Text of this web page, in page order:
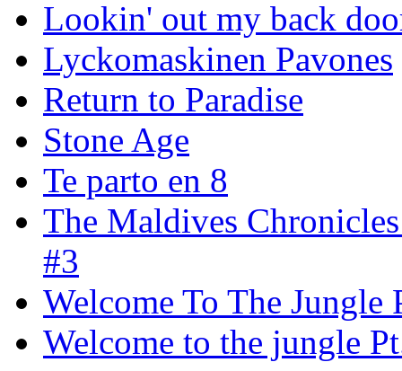
Lookin' out my back
Lyckomaskinen Pavones
Return to Paradise
Stone Age
Te parto en 8
The Maldives
#3
Welcome To The Jungle
Welcome to the jungle